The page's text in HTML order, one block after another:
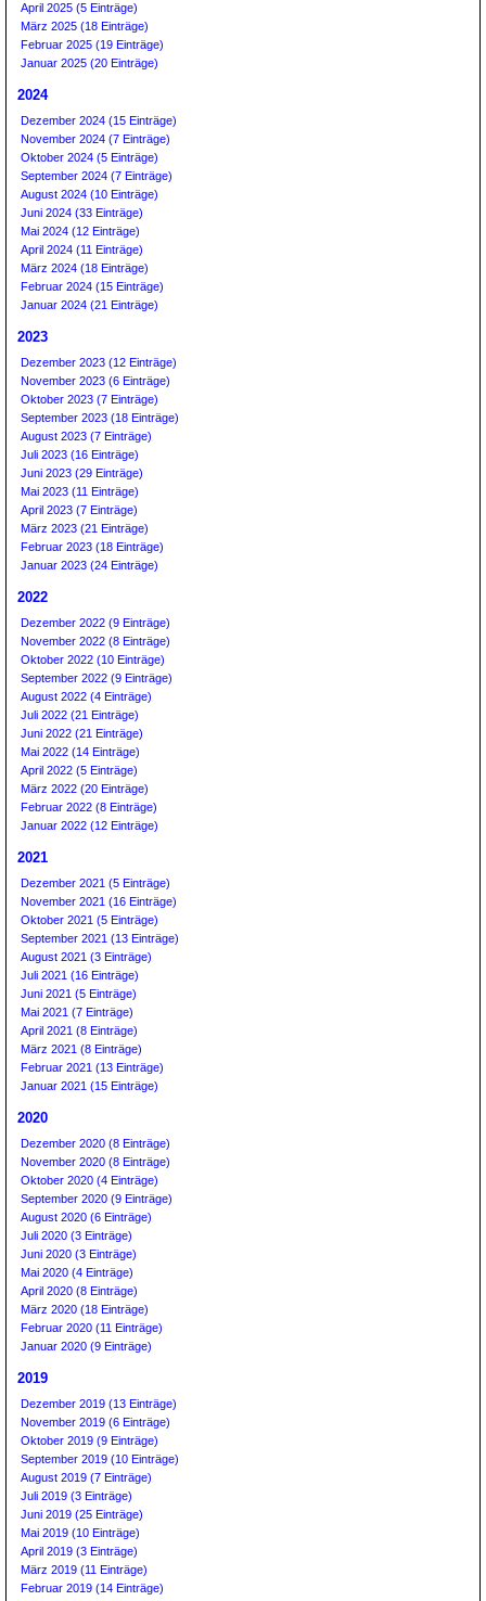
April 2025 (5 Einträge)
März 2025 (18 Einträge)
Februar 2025 (19 Einträge)
Januar 2025 (20 Einträge)
2024
Dezember 2024 (15 Einträge)
November 2024 (7 Einträge)
Oktober 2024 (5 Einträge)
September 2024 (7 Einträge)
August 2024 (10 Einträge)
Juni 2024 (33 Einträge)
Mai 2024 (12 Einträge)
April 2024 (11 Einträge)
März 2024 (18 Einträge)
Februar 2024 (15 Einträge)
Januar 2024 (21 Einträge)
2023
Dezember 2023 (12 Einträge)
November 2023 (6 Einträge)
Oktober 2023 (7 Einträge)
September 2023 (18 Einträge)
August 2023 (7 Einträge)
Juli 2023 (16 Einträge)
Juni 2023 (29 Einträge)
Mai 2023 (11 Einträge)
April 2023 (7 Einträge)
März 2023 (21 Einträge)
Februar 2023 (18 Einträge)
Januar 2023 (24 Einträge)
2022
Dezember 2022 (9 Einträge)
November 2022 (8 Einträge)
Oktober 2022 (10 Einträge)
September 2022 (9 Einträge)
August 2022 (4 Einträge)
Juli 2022 (21 Einträge)
Juni 2022 (21 Einträge)
Mai 2022 (14 Einträge)
April 2022 (5 Einträge)
März 2022 (20 Einträge)
Februar 2022 (8 Einträge)
Januar 2022 (12 Einträge)
2021
Dezember 2021 (5 Einträge)
November 2021 (16 Einträge)
Oktober 2021 (5 Einträge)
September 2021 (13 Einträge)
August 2021 (3 Einträge)
Juli 2021 (16 Einträge)
Juni 2021 (5 Einträge)
Mai 2021 (7 Einträge)
April 2021 (8 Einträge)
März 2021 (8 Einträge)
Februar 2021 (13 Einträge)
Januar 2021 (15 Einträge)
2020
Dezember 2020 (8 Einträge)
November 2020 (8 Einträge)
Oktober 2020 (4 Einträge)
September 2020 (9 Einträge)
August 2020 (6 Einträge)
Juli 2020 (3 Einträge)
Juni 2020 (3 Einträge)
Mai 2020 (4 Einträge)
April 2020 (8 Einträge)
März 2020 (18 Einträge)
Februar 2020 (11 Einträge)
Januar 2020 (9 Einträge)
2019
Dezember 2019 (13 Einträge)
November 2019 (6 Einträge)
Oktober 2019 (9 Einträge)
September 2019 (10 Einträge)
August 2019 (7 Einträge)
Juli 2019 (3 Einträge)
Juni 2019 (25 Einträge)
Mai 2019 (10 Einträge)
April 2019 (3 Einträge)
März 2019 (11 Einträge)
Februar 2019 (14 Einträge)